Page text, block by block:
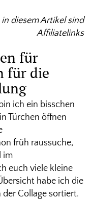
diesem Artikel sind
Affiliatelinks
für
für die
ich ein bisschen
Türchen öffnen
früh raussuche,
im
euch viele kleine
habe ich die
Collage sortiert.